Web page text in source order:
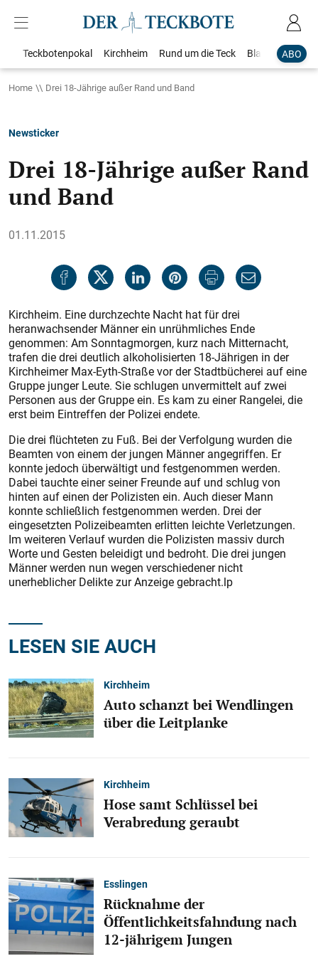
ABO
Teckbotenpokal Kirchheim Rund um die Teck Blaulicht
Home Drei 18-Jährige außer Rand und Band
Newsticker
Drei 18-Jährige außer Rand
und Band
01.11.2015
Kirchheim. Eine durchzechte Nacht hat für drei
heranwachsender Männer ein unrühmliches Ende
genommen: Am Sonntagmorgen, kurz nach Mitternacht,
trafen die drei deutlich alkoholisierten 18-Jährigen in der
Kirchheimer Max-Eyth-Straße vor der Stadtbücherei auf eine
Gruppe junger Leute. Sie schlugen unvermittelt auf zwei
Personen aus der Gruppe ein. Es kam zu einer Rangelei, die
erst beim Eintreffen der Polizei endete.
Die drei flüchteten zu Fuß. Bei der Verfolgung wurden die
Beamten von einem der jungen Männer angegriffen. Er
konnte jedoch überwältigt und festgenommen werden.
Dabei tauchte einer seiner Freunde auf und schlug von
hinten auf einen der Polizisten ein. Auch dieser Mann
konnte schließlich festgenommen werden. Drei der
eingesetzten Polizeibeamten erlitten leichte Verletzungen.
Im weiteren Verlauf wurden die Polizisten massiv durch
Worte und Gesten beleidigt und bedroht. Die drei jungen
Männer werden nun wegen verschiedener nicht
unerheblicher Delikte zur Anzeige gebracht.lp
LESEN SIE AUCH
Kirchheim
Auto schanzt bei Wendlingen
über die Leitplanke
Kirchheim
Hose samt Schlüssel bei
Verabredung geraubt
Esslingen
Rücknahme der
Öffentlichkeitsfahndung nach
12-jährigem Jungen